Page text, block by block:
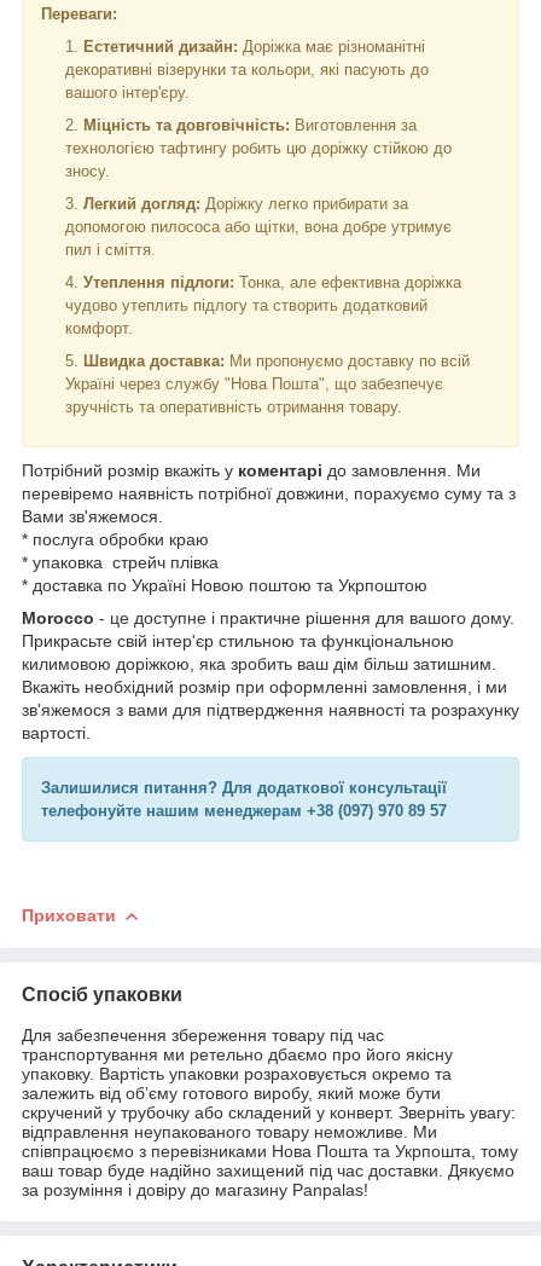
Переваги:
Естетичний дизайн: Доріжка має різноманітні
декоративні візерунки та кольори, які пасують до
вашого інтер'єру.
Міцність та довговічність: Виготовлення за
технологією тафтингу робить цю доріжку стійкою до
зносу.
Легкий догляд: Доріжку легко прибирати за
допомогою пилососа або щітки, вона добре утримує
пил і сміття.
Утеплення підлоги: Тонка, але ефективна доріжка
чудово утеплить підлогу та створить додатковий
комфорт.
Швидка доставка: Ми пропонуємо доставку по всій
Україні через службу "Нова Пошта", що забезпечує
зручність та оперативність отримання товару.
Потрібний розмір вкажіть у коментарі до замовлення. Ми
перевіремо наявність потрібної довжини, порахуємо суму та з
Вами зв'яжемося.
* послуга обробки краю
* упаковка стрейч плівка
* доставка по Україні Новою поштою та Укрпоштою
Morocco - це доступне і практичне рішення для вашого дому.
Прикрасьте свій інтер'єр стильною та функціональною
килимовою доріжкою, яка зробить ваш дім більш затишним.
Вкажіть необхідний розмір при оформленні замовлення, і ми
зв'яжемося з вами для підтвердження наявності та розрахунку
вартості.
Залишилися питання? Для додаткової консультації
телефонуйте нашим менеджерам +38 (097) 970 89 57
Приховати
Спосіб упаковки
Для забезпечення збереження товару під час
транспортування ми ретельно дбаємо про його якісну
упаковку. Вартість упаковки розраховується окремо та
залежить від об’єму готового виробу, який може бути
скручений у трубочку або складений у конверт. Зверніть увагу:
відправлення неупакованого товару неможливе. Ми
співпрацюємо з перевізниками Нова Пошта та Укрпошта, тому
ваш товар буде надійно захищений під час доставки. Дякуємо
за розуміння і довіру до магазину Panpalas!